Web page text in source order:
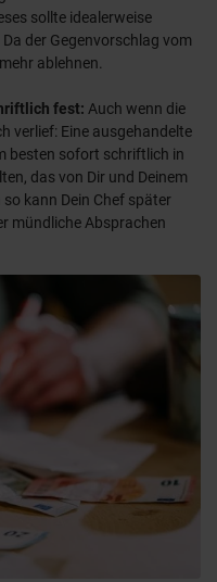
sollte idealerweise
der Gegenvorschlag vom
ablehnen.
fest: Auch wenn die
verlief: Eine ausgehandelte
besten sofort schriftlich in
das von Dir und Deinem
kann Dein Chef später
mündliche Absprachen